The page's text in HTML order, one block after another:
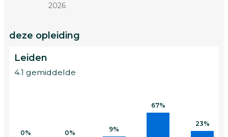
2026
deze opleiding
Leiden
4.1 gemiddelde
0%
0%
9%
67%
23%